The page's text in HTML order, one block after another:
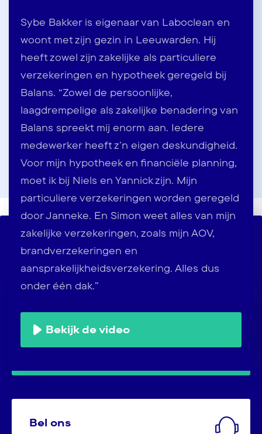
Sybe Bakker is eigenaar van Laboclean en
woont met zijn gezin in Leeuwarden. Hij
heeft zowel zijn zakelijke als particuliere
verzekeringen en hypotheek geregeld bij
Balans. “Zowel de persoonlijke,
laagdrempelige als zakelijke benadering van
Balans spreekt mij enorm aan. Iedere
medewerker heeft z’n eigen deskundigheid.
Voor mijn hypotheek en financiële planning,
moet ik bij Niels en Yannick zijn. Mijn
particuliere verzekeringen worden geregeld
door Janneke. En Simon weet alles van mijn
zakelijke verzekeringen, zoals mijn AOV,
brandverzekeringen en
aansprakelijkheidsverzekering. Alles dus
onder één dak.”
Bekijk de video
Contact op jouw manier
Maak nu vrijblijvend een afspraak met een
van onze adviseurs
Bel ons